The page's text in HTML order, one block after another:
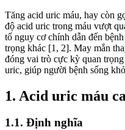
Tăng acid uric máu, hay còn
độ acid uric trong máu vượt
tố nguy cơ chính dẫn đến
trọng khác [1, 2]. May mắn
đóng vai trò cực kỳ quan
uric, giúp người bệnh sống
1. Acid uric máu
1.1. Định nghĩa